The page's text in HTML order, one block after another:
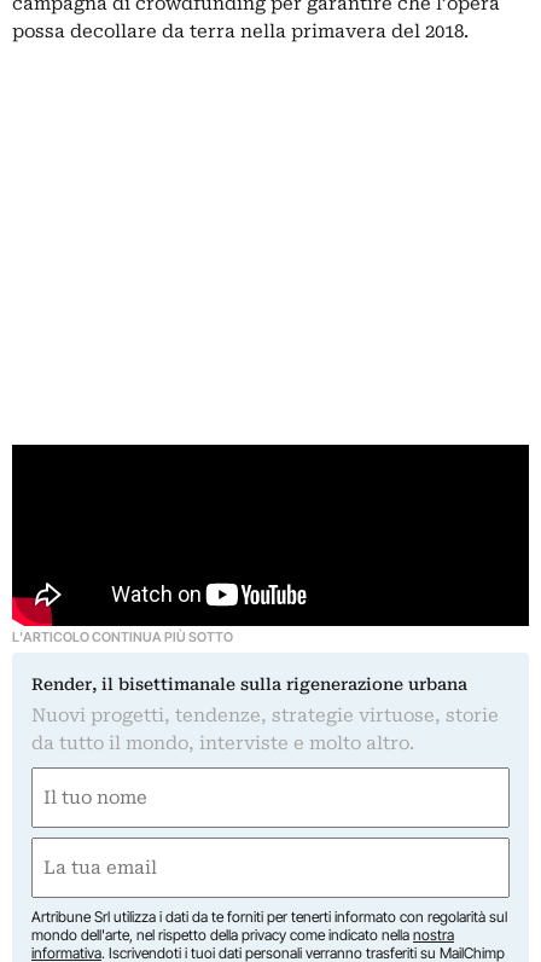
possa decollare da terra nella primavera del 2018.
L'ARTICOLO CONTINUA PIÙ SOTTO
Render, il bisettimanale sulla rigenerazione urbana
Nuovi progetti, tendenze, strategie virtuose, storie
da tutto il mondo, interviste e molto altro.
(Required)
First
(Required)
Artribune Srl utilizza i dati da te forniti per tenerti informato con regolarità sul
mondo dell'arte, nel rispetto della privacy come indicato nella nostra
informativa. Iscrivendoti i tuoi dati personali verranno trasferiti su MailChimp